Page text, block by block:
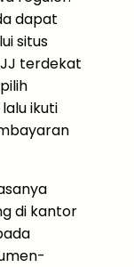
dapat
situs
terdekat
ikuti
di kantor